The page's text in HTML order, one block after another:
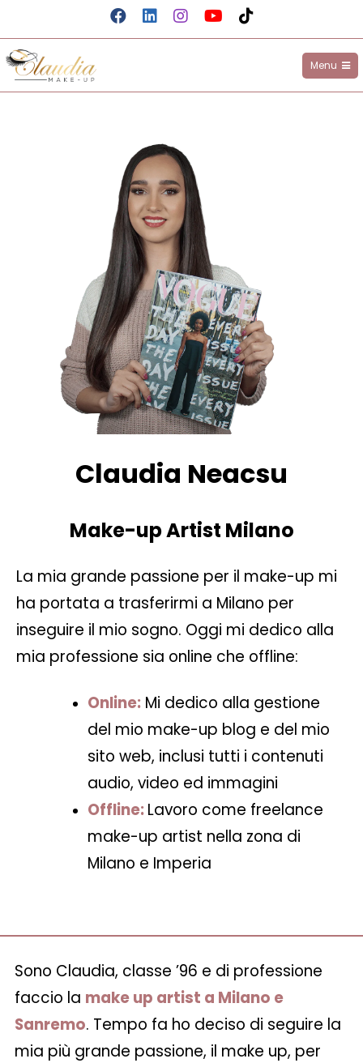
Claudia Make-up
Menu
Claudia Neacsu
Make-up Artist Milano
La mia grande passione per il make-up mi
ha portata a trasferirmi a Milano per
inseguire il mio sogno. Oggi mi dedico alla
mia professione sia online che offline:
Online: Mi dedico alla gestione
del mio make-up blog e del mio
sito web, inclusi tutti i contenuti
audio, video ed immagini
Offline:Lavoro come freelance
make-up artist nella zona di
Milano e Imperia
Sono Claudia, classe ’96 e di professione
faccio la make up artist a Milano e
Sanremo. Tempo fa ho deciso di seguire la
mia più grande passione, il make up, per